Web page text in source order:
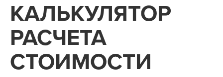
КАЛЬКУЛЯТОР
РАСЧЕТА
СТОИМОСТИ